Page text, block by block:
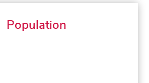
Population